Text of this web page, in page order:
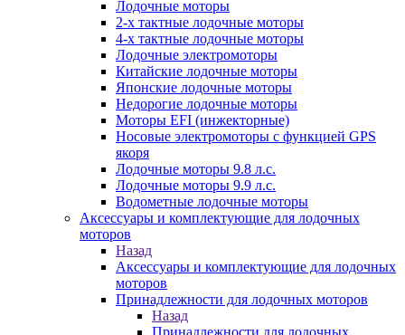
Лодочные моторы
2-х тактные лодочные моторы
4-х тактные лодочные моторы
Лодочные электромоторы
Китайские лодочные моторы
Японские лодочные моторы
Недорогие лодочные моторы
Моторы EFI (инжекторные)
Носовые электромоторы с функцией GPS
якоря
Лодочные моторы 9.8 л.с.
Лодочные моторы 9.9 л.с.
Водометные лодочные моторы
Аксессуары и комплектующие для лодочных
моторов
Назад
Аксессуары и комплектующие для лодочных
моторов
Принадлежности для лодочных моторов
Назад
Принадлежности для лодочных